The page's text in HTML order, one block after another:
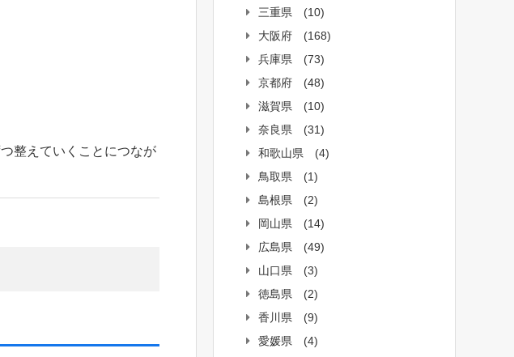
整えていくことにつなが
三重県
(10)
大阪府
(168)
兵庫県
(73)
京都府
(48)
滋賀県
(10)
奈良県
(31)
和歌山県
(4)
鳥取県
(1)
島根県
(2)
岡山県
(14)
広島県
(49)
山口県
(3)
徳島県
(2)
香川県
(9)
愛媛県
(4)